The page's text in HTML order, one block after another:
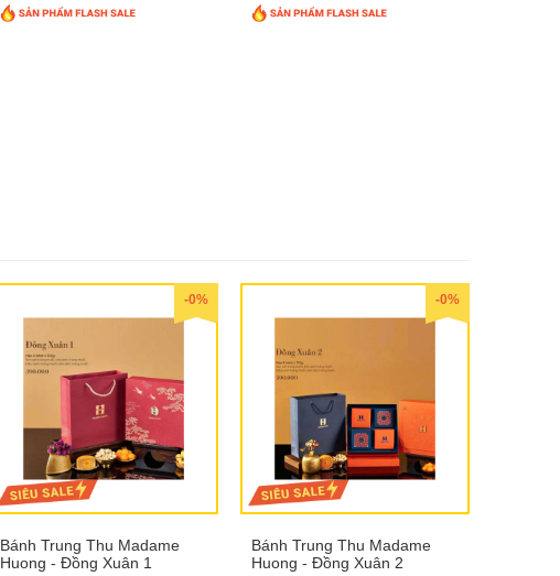
-0%
Bánh Trung Thu Madame
Huong - Đồng Xuân 1
-0%
Bánh Trung Thu Madame
Huong - Đồng Xuân 2